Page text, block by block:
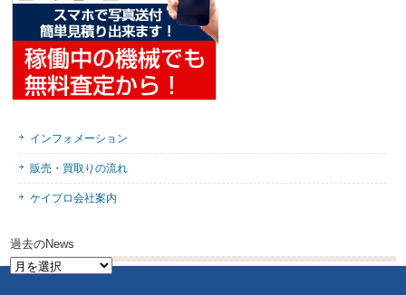
インフォメーション
販売・買取りの流れ
ケイプロ会社案内
過去のNews
過